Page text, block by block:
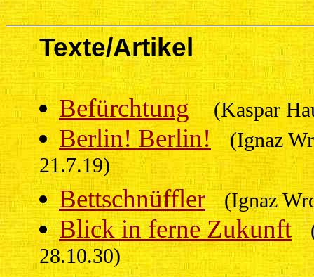
Texte/Artikel
Befürchtung (Kaspar
Berlin! Berlin! (Ignaz
21.7.19)
Bettschnüffler
(Ignaz
Blick in ferne Zukunft
28.10.30)